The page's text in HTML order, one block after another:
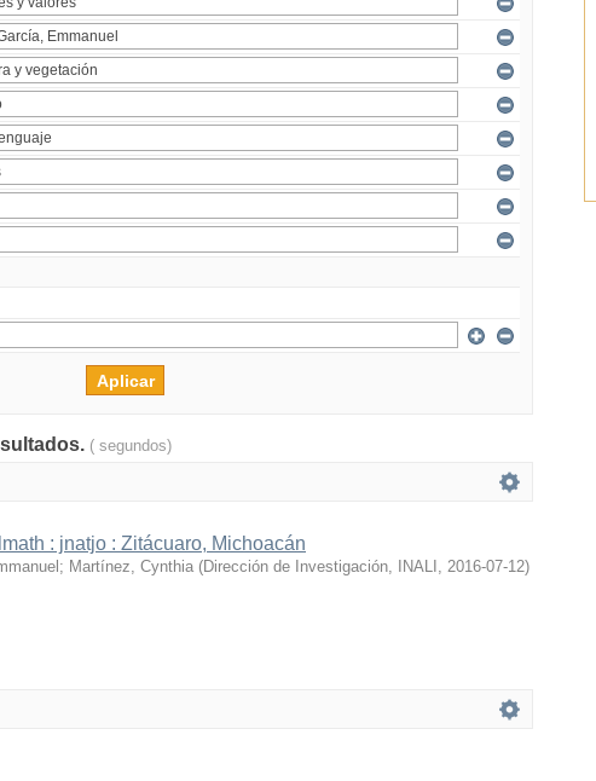
( segundos)
: jnatjo : Zitácuaro, Michoacán
; Martínez, Cynthia (Dirección de Investigación, INALI , 2016-07-12)